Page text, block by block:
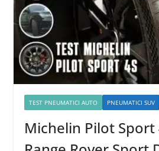
TEST PNEUMATICI AUTO PNEUMATICI SUV
Michelin Pilot Sport